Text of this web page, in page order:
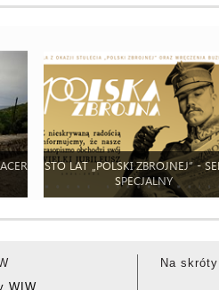
STO LAT „POLSKI ZBROJNEJ” -
SPECJALNY
WIW
Na skróty